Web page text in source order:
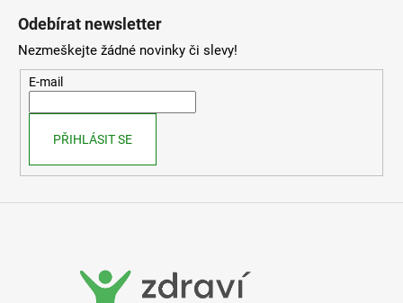
Odebírat newsletter
Nezmeškejte žádné novinky či slevy!
E-mail
PŘIHLÁSIT SE